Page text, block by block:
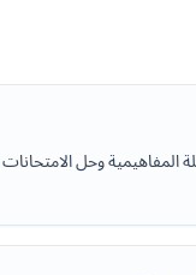
وحل الامتحانات